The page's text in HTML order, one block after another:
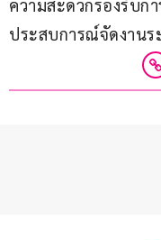
ความสะดวกรองรับก
ประสบการณ์จัดงาน